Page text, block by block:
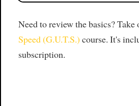
Need to review the basics? Take
Speed (G.U.T.S.) course. It's
subscription.